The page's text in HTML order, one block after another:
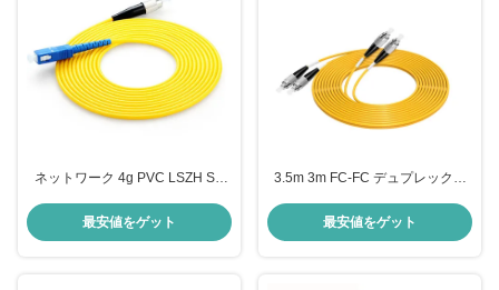
ネットワーク 4g PVC LSZH SC
光ファイバーケーブル
最安値をゲット
3.5m 3m FC-FC デュプレックス
OM1 OM2 OM3 50/125 PVC
LSZH
最安値をゲット